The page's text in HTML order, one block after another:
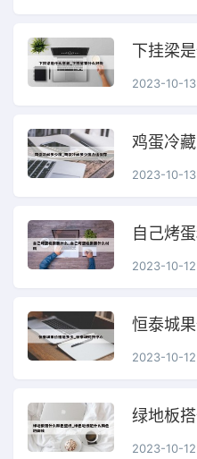
2023-10-13
2023-10-13
2023-10-12
2023-10-12
2023-10-12